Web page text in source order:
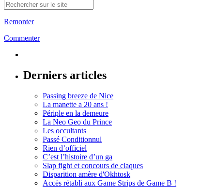
Remonter
Commenter
Derniers articles
Passing breeze de Nice
La manette a 20 ans !
Périple en la demeure
La Neo Geo du Prince
Les occultants
Passé Conditionnul
Rien d’officiel
C’est l’histoire d’un ga
Slap fight et concours de claques
Disparition amère d'Okhtosk
Accès rétabli aux Game Strips de Game B !